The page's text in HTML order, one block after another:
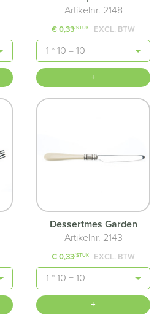
Artikelnr. 2148
€ 0,33/STUK EXCL. BTW
Aantal
+
Dessertmes Garden
Artikelnr. 2143
€ 0,33/STUK EXCL. BTW
Aantal
+